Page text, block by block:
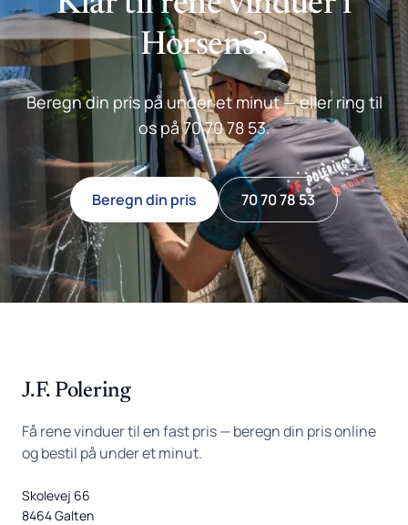
Horsens?
Beregn din pris på under et minut — eller ring til
os på 70 70 78 53.
Beregn din pris 70 70 78 53
J.F. Polering
Få rene vinduer til en fast pris — beregn din pris online
og bestil på under et minut.
Skolevej 66
8464 Galten